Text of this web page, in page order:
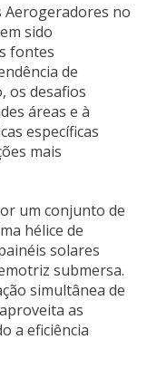
Aerogeradores no
sido
fontes
de
os desafios
áreas e à
específicas
mais
um conjunto de
hélice de
solares
submersa.
simultânea de
as
a eficiência